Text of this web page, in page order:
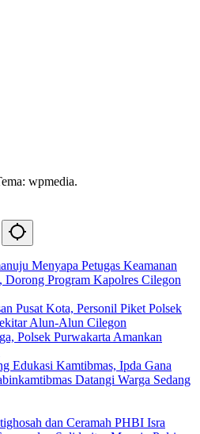
wpmedia.
Menyapa Petugas Keamanan
Program Kapolres Cilegon
Pusat Kota, Personil Piket Polsek
Alun-Alun Cilegon
Polsek Purwakarta Amankan
Edukasi Kamtibmas, Ipda Gana
Datangi Warga Sedang
dan Ceramah PHBI Isra